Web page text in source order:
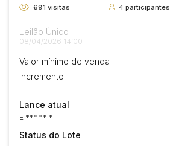
691 visitas 4participantes
Leilão Único
08/04/2026 14:00
Valor mínimo de venda
Incremento
Lance atual
E ***** *
Status do Lote